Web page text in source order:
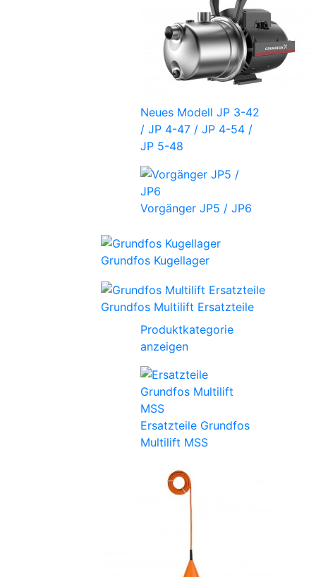
Neues Modell JP 3-42
/ JP 4-47 / JP 4-54 /
JP 5-48
Vorgänger JP5 / JP6
Grundfos Kugellager
Grundfos Multilift Ersatzteile
Produktkategorie
anzeigen
Ersatzteile Grundfos
Multilift MSS